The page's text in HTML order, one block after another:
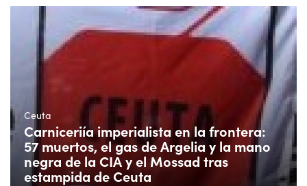
Ceuta
Carniceriía imperialista en la frontera:
57 muertos, el gas de Argelia y la mano
negra de la CIA y el Mossad tras
estampida de Ceuta